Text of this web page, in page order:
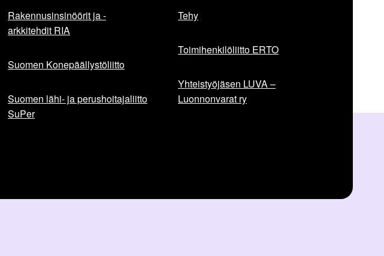
Rakennusinsinöörit ja -
arkkitehdit RIA
Suomen Konepäällystöliitto
Suomen lähi- ja perushoitajaliitto
SuPer
Tehy
Toimihenkilöliitto ERTO
Yhteistyöjäsen LUVA –
Luonnonvarat ry